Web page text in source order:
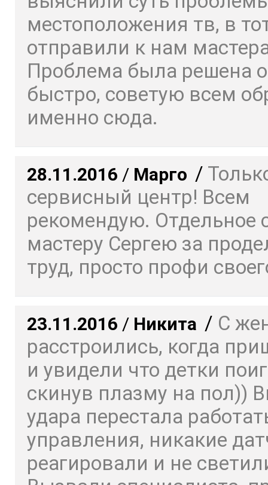
местоположения тв, в
отправили к нам
Проблема была решена
быстро, советую всем
именно сюда.
28.11.2016 / Марго /
сервисный центр! Всем
рекомендую. Отдельное
мастеру Сергею за
труд, просто профи
23.11.2016 / Никита / С
расстроились, когда
и увидели что детки
скинув плазму на пол))
удара перестала
управления, никакие
реагировали и не